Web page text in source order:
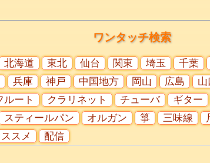
ワンタッチ検索
北海道 東北 仙台 関東 埼玉 千葉
兵庫
神戸 中国地方 岡山 広島 山
ルート
クラリネット チューバ ギター
スティールパン
オルガン 箏 三味線
スメ
配信